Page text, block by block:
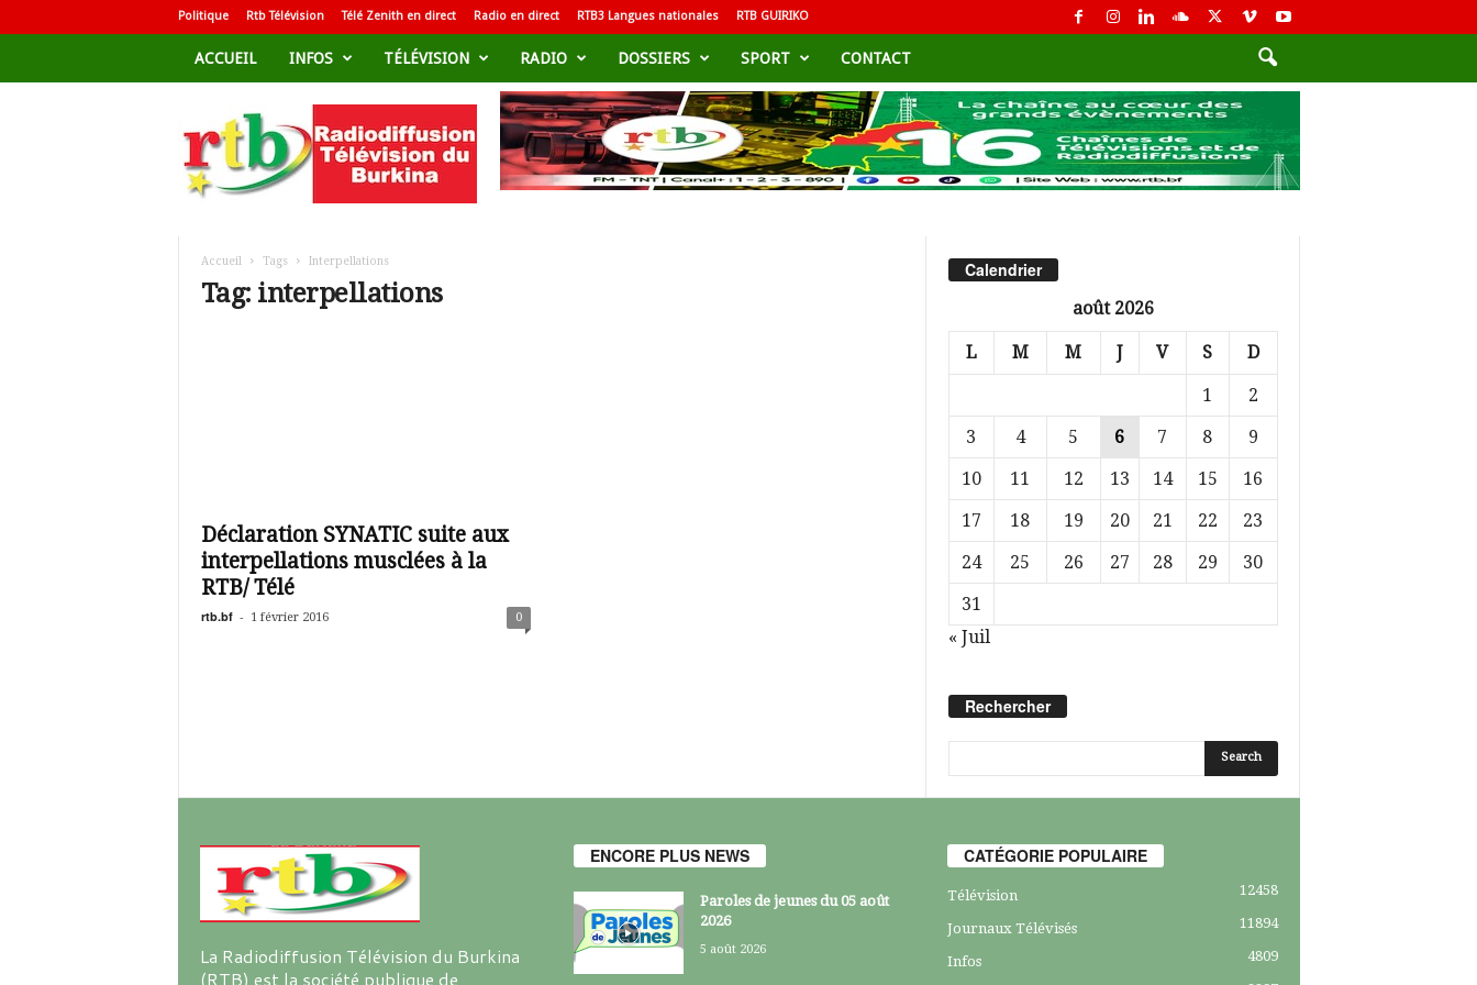
Politique Rtb Télévision Télé Zenith en direct Radio en direct RTB3 Langues nationales RTB GUIRIKO
ACCUEIL INFOS TÉLÉVISION RADIO DOSSIERS SPORT CONTACT
d
i
i
Accueil Tags Interpellations
Tag: interpellations
Déclaration SYNATIC suite aux
interpellations musclées à la
RTB/ Télé
rtb.bf - 1 février 2016 0
Calendrier
août 2026
L M M J V S D
1
2
3
4 5 6 7 8
9
10
11 12 13 14 15
16
17
18 19 20 21 22
23
24
25 26 27 28 29
30
31
« Juil
Rechercher
La Radiodiffusion Télévision du Burkina
(RTB) est la société publique de
ENCORE PLUS NEWS
Paroles de jeunes du 05 août
2026
5 août 2026
CATÉGORIE POPULAIRE
Télévision 12458
Journaux Télévisés 11894
Infos
4809